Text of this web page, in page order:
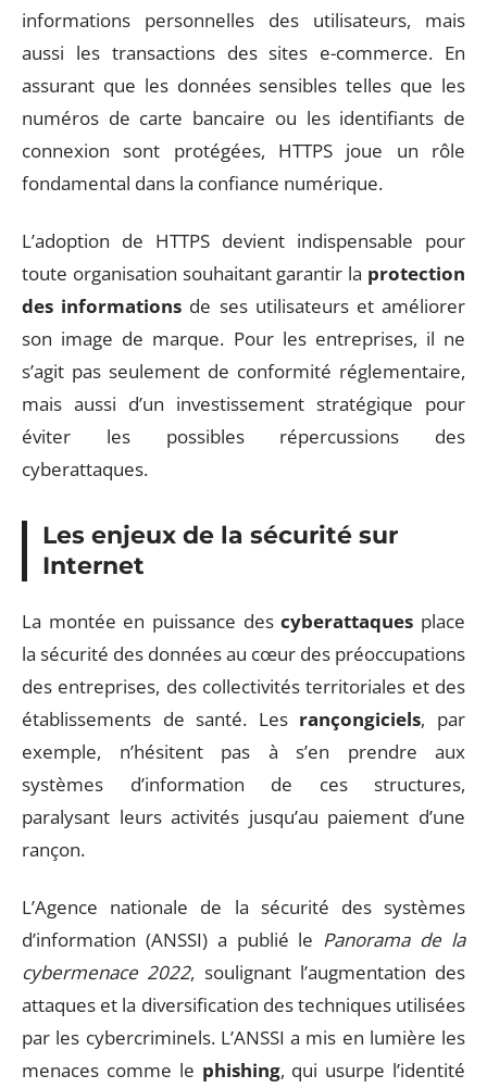
informations personnelles des utilisateurs, mais
aussi les transactions des sites e-commerce. En
assurant que les données sensibles telles que les
numéros de carte bancaire ou les identifiants de
connexion sont protégées, HTTPS joue un rôle
fondamental dans la confiance numérique.
L’adoption de HTTPS devient indispensable pour
toute organisation souhaitant garantir la protection
des informations de ses utilisateurs et améliorer
son image de marque. Pour les entreprises, il ne
s’agit pas seulement de conformité réglementaire,
mais aussi d’un investissement stratégique pour
éviter les possibles répercussions des
cyberattaques.
Les enjeux de la sécurité sur
Internet
La montée en puissance descyberattaques place
la sécurité des données au cœur des préoccupations
des entreprises, des collectivités territoriales et des
établissements de santé. Les rançongiciels, par
exemple, n’hésitent pas à s’en prendre aux
systèmes d’information de ces structures,
paralysant leurs activités jusqu’au paiement d’une
rançon.
L’Agence nationale de la sécurité des systèmes
d’information (ANSSI) a publié le Panorama de la
cybermenace 2022, soulignant l’augmentation des
attaques et la diversification des techniques utilisées
par les cybercriminels. L’ANSSI a mis en lumière les
menaces comme le phishing, qui usurpe l’identité